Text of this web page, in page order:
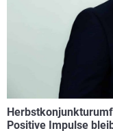
Positive Impulse